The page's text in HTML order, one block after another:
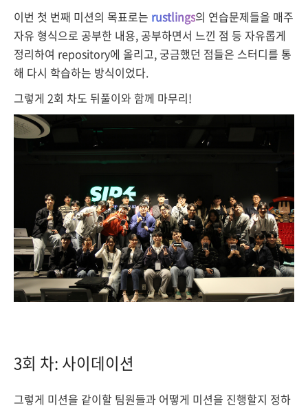
이번 첫 번째 미션의 목표로는 rustlings의 연습문제들을 매주
자유 형식으로 공부한 내용, 공부하면서 느낀 점 등 자유롭게
정리하여 repository에 올리고, 궁금했던 점들은 스터디를 통
해 다시 학습하는 방식이었다.
그렇게 2회 차도 뒤풀이와 함께 마무리!
3회 차: 사이데이션
그렇게 미션을 같이할 팀원들과 어떻게 미션을 진행할지 정하